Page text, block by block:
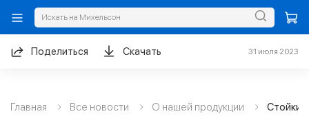
Главная Все новости О нашей продукции Стойки
Поделиться Скачать 31 июля 2023